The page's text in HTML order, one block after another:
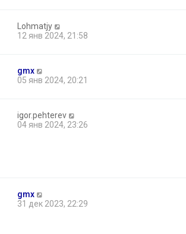
Lohmatjy
12 янв 2024, 21:58
gmx
05 янв 2024, 20:21
igor.pehterev
04 янв 2024, 23:26
gmx
31 дек 2023, 22:29